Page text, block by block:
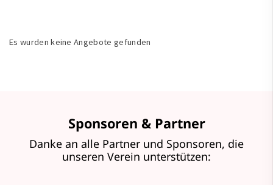
Es wurden keine Angebote gefunden
Sponsoren & Partner
Danke an alle Partner und Sponsoren, die
unseren Verein unterstützen: